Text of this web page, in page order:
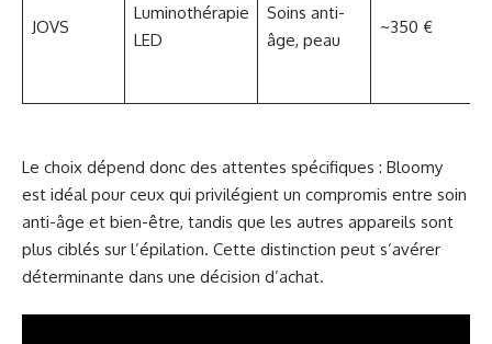
JOVS
Luminothérapie
LED
Soins anti-
âge, peau
~350 €
Le choix dépend donc des attentes spécifiques : Bloomy
est idéal pour ceux qui privilégient un compromis entre soin
anti-âge et bien-être, tandis que les autres appareils sont
plus ciblés sur l’épilation. Cette distinction peut s’avérer
déterminante dans une décision d’achat.